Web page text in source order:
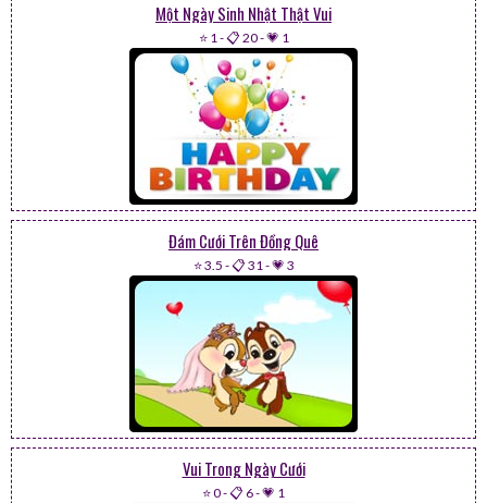
Một Ngày Sinh Nhật Thật Vui
⭐ 1-📋 20-💗 1
Đám Cưới Trên Đồng Quê
⭐ 3.5 -📋 31-💗 3
Vui Trong Ngày Cưới
⭐ 0-📋 6-💗 1